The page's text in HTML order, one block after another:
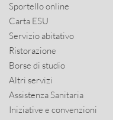
Sportello online
Carta ESU
Servizio abitativo
Ristorazione
Borse di studio
Altri servizi
Assistenza Sanitaria
Iniziative e convenzioni